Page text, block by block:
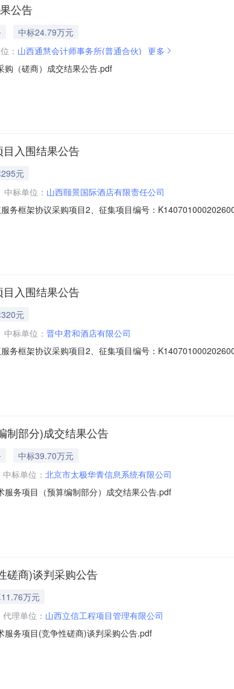
公告
中标24.79万元
： 山西通慧会计师事务所(普通合伙) 更多
购（磋商）成交结果公告.pdf
入围结果公告
元
中标单位： 山西颐景国际酒店有限责任公司
务框架协议采购项目2、征集项目编号：
中市三、入围供应商信息1、采购包号：2（1）采购包名
入围结果公告
元
中标单位： 晋中君和酒店有限公司
务框架协议采购项目2、征集项目编号：
中市三、入围供应商信息1、采购包号：3（1）采购包名
制部分)成交结果公告
中标39.70万元
中标单位： 北京市太极华青信息系统有限公司
务项目（预算编制部分）成交结果公告.pdf
磋商)谈判采购公告
万元
代理单位： 山西立信工程项目管理有限公司
服务项目(竞争性磋商)谈判采购公告.pdf